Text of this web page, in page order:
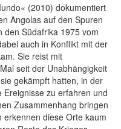
(2010) dokumentiert
Angolas auf den Spuren
den Südafrika 1975 vom
auch in Konflikt mit der
Sie reist mit
seit der Unabhängigkeit
gekämpft hatten, in der
Ereignisse zu erfahren und
Zusammenhang bringen
diese Orte kaum